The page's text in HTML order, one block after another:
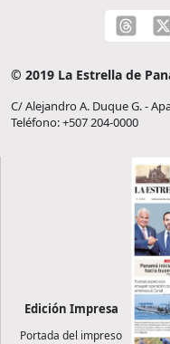
© 2019 La Estrella de
C/ Alejandro A. Duque G. -
Teléfono: +507 204-0000
Edición Impresa
Portada del impreso